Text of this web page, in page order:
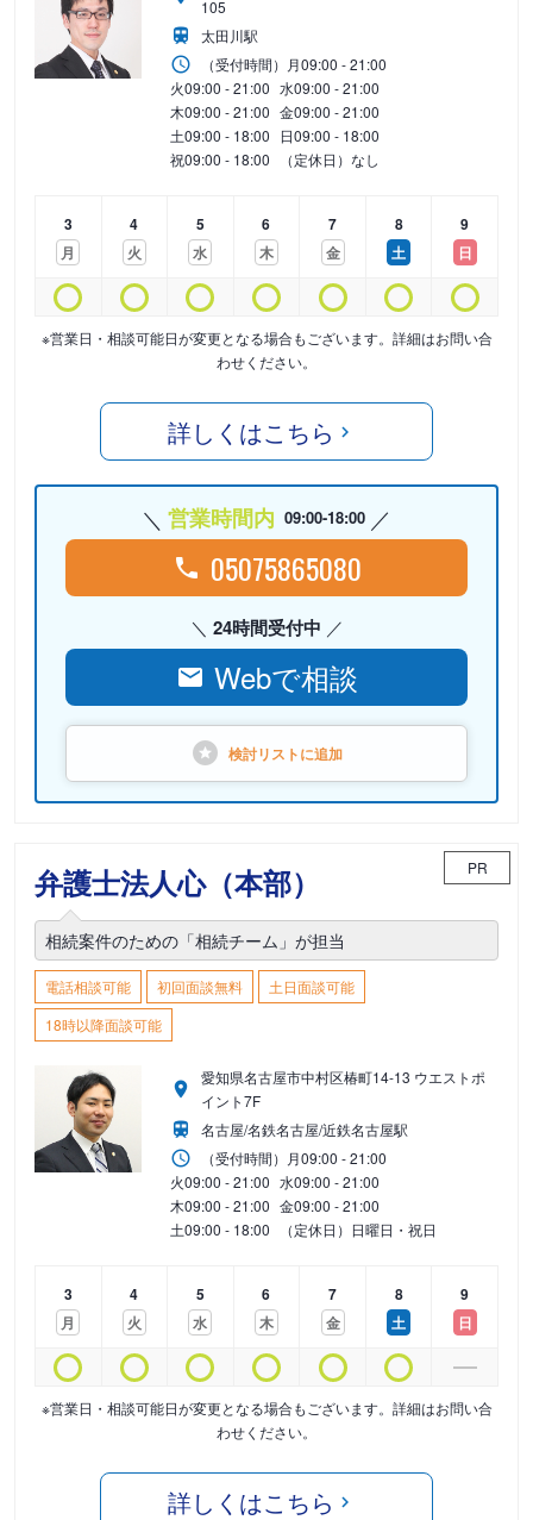
105
太田川駅
（受付時間） 月09:00 - 21:00
火09:00 - 21:00 水09:00 - 21:00
木09:00 - 21:00 金09:00 - 21:00
土09:00 - 18:00 日09:00 - 18:00
祝09:00 - 18:00 （定休日）なし
3
月
4
火
5
水
6
木
7
金
8
土
9
日
※営業日・相談可能日が変更となる場合もございます。詳細はお問い合
わせください。
詳しくはこちら
営業時間内 09:00-18:00
05075865080
24時間受付中
Webで相談
検討リストに追加
弁護士法人心（本部） PR
相続案件のための「相続チーム」が担当
電話相談可能 初回面談無料
土日面談可能
18時以降面談可能
愛知県名古屋市中村区椿町14-13 ウエストポ
イント7F
名古屋/名鉄名古屋/近鉄名古屋駅
（受付時間） 月09:00 - 21:00
火09:00 - 21:00 水09:00 - 21:00
木09:00 - 21:00 金09:00 - 21:00
土09:00 - 18:00 （定休日）日曜日・祝日
3
月
4
火
5
水
6
木
7
金
8
土
9
日
※営業日・相談可能日が変更となる場合もございます。詳細はお問い合
わせください。
詳しくはこちら